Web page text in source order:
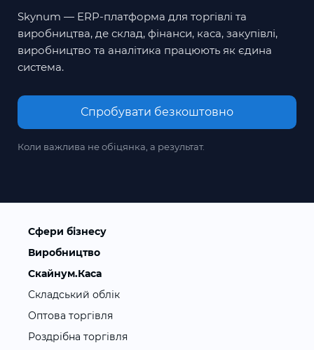
Skynum — ERP-платформа для торгівлі та
виробництва, де склад, фінанси, каса, закупівлі,
виробництво та аналітика працюють як єдина
система.
Спробувати безкоштовно
Коли важлива не обіцянка, а результат.
Сфери бізнесу
Виробництво
Скайнум.Каса
Складський облік
Оптова торгівля
Роздрібна торгівля